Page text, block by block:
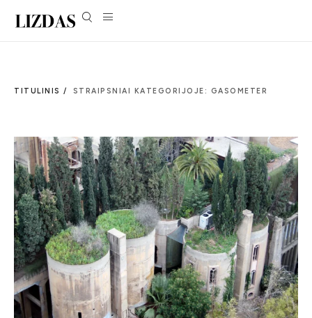
TITULINIS / STRAIPSNIAI KATEGORIJOJE: GASOMETER